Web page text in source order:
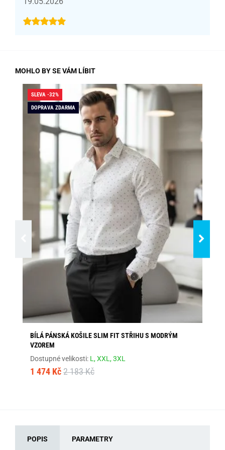
MOHLO BY SE VÁM LÍBIT
SLEVA -32%
DOPRAVA ZDARMA
BÍLÁ PÁNSKÁ KOŠILE SLIM FIT STŘIHU S MODRÝM
VZOREM
Dostupné velikosti: L,XXL,3XL
1 474 Kč 2 183 Kč
POPIS PARAMETRY